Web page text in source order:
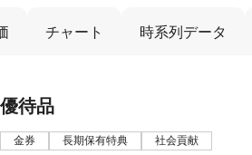
チャート 時系列データ
優待品
金券 長期保有特典 社会貢献